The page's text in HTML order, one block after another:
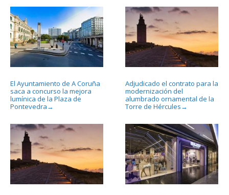
El Ayuntamiento de A Coruña
saca a concurso la mejora
lumínica de la Plaza de
Pontevedra →
Adjudicado el contrato para la
modernización del
alumbrado ornamental de la
Torre de Hércules →